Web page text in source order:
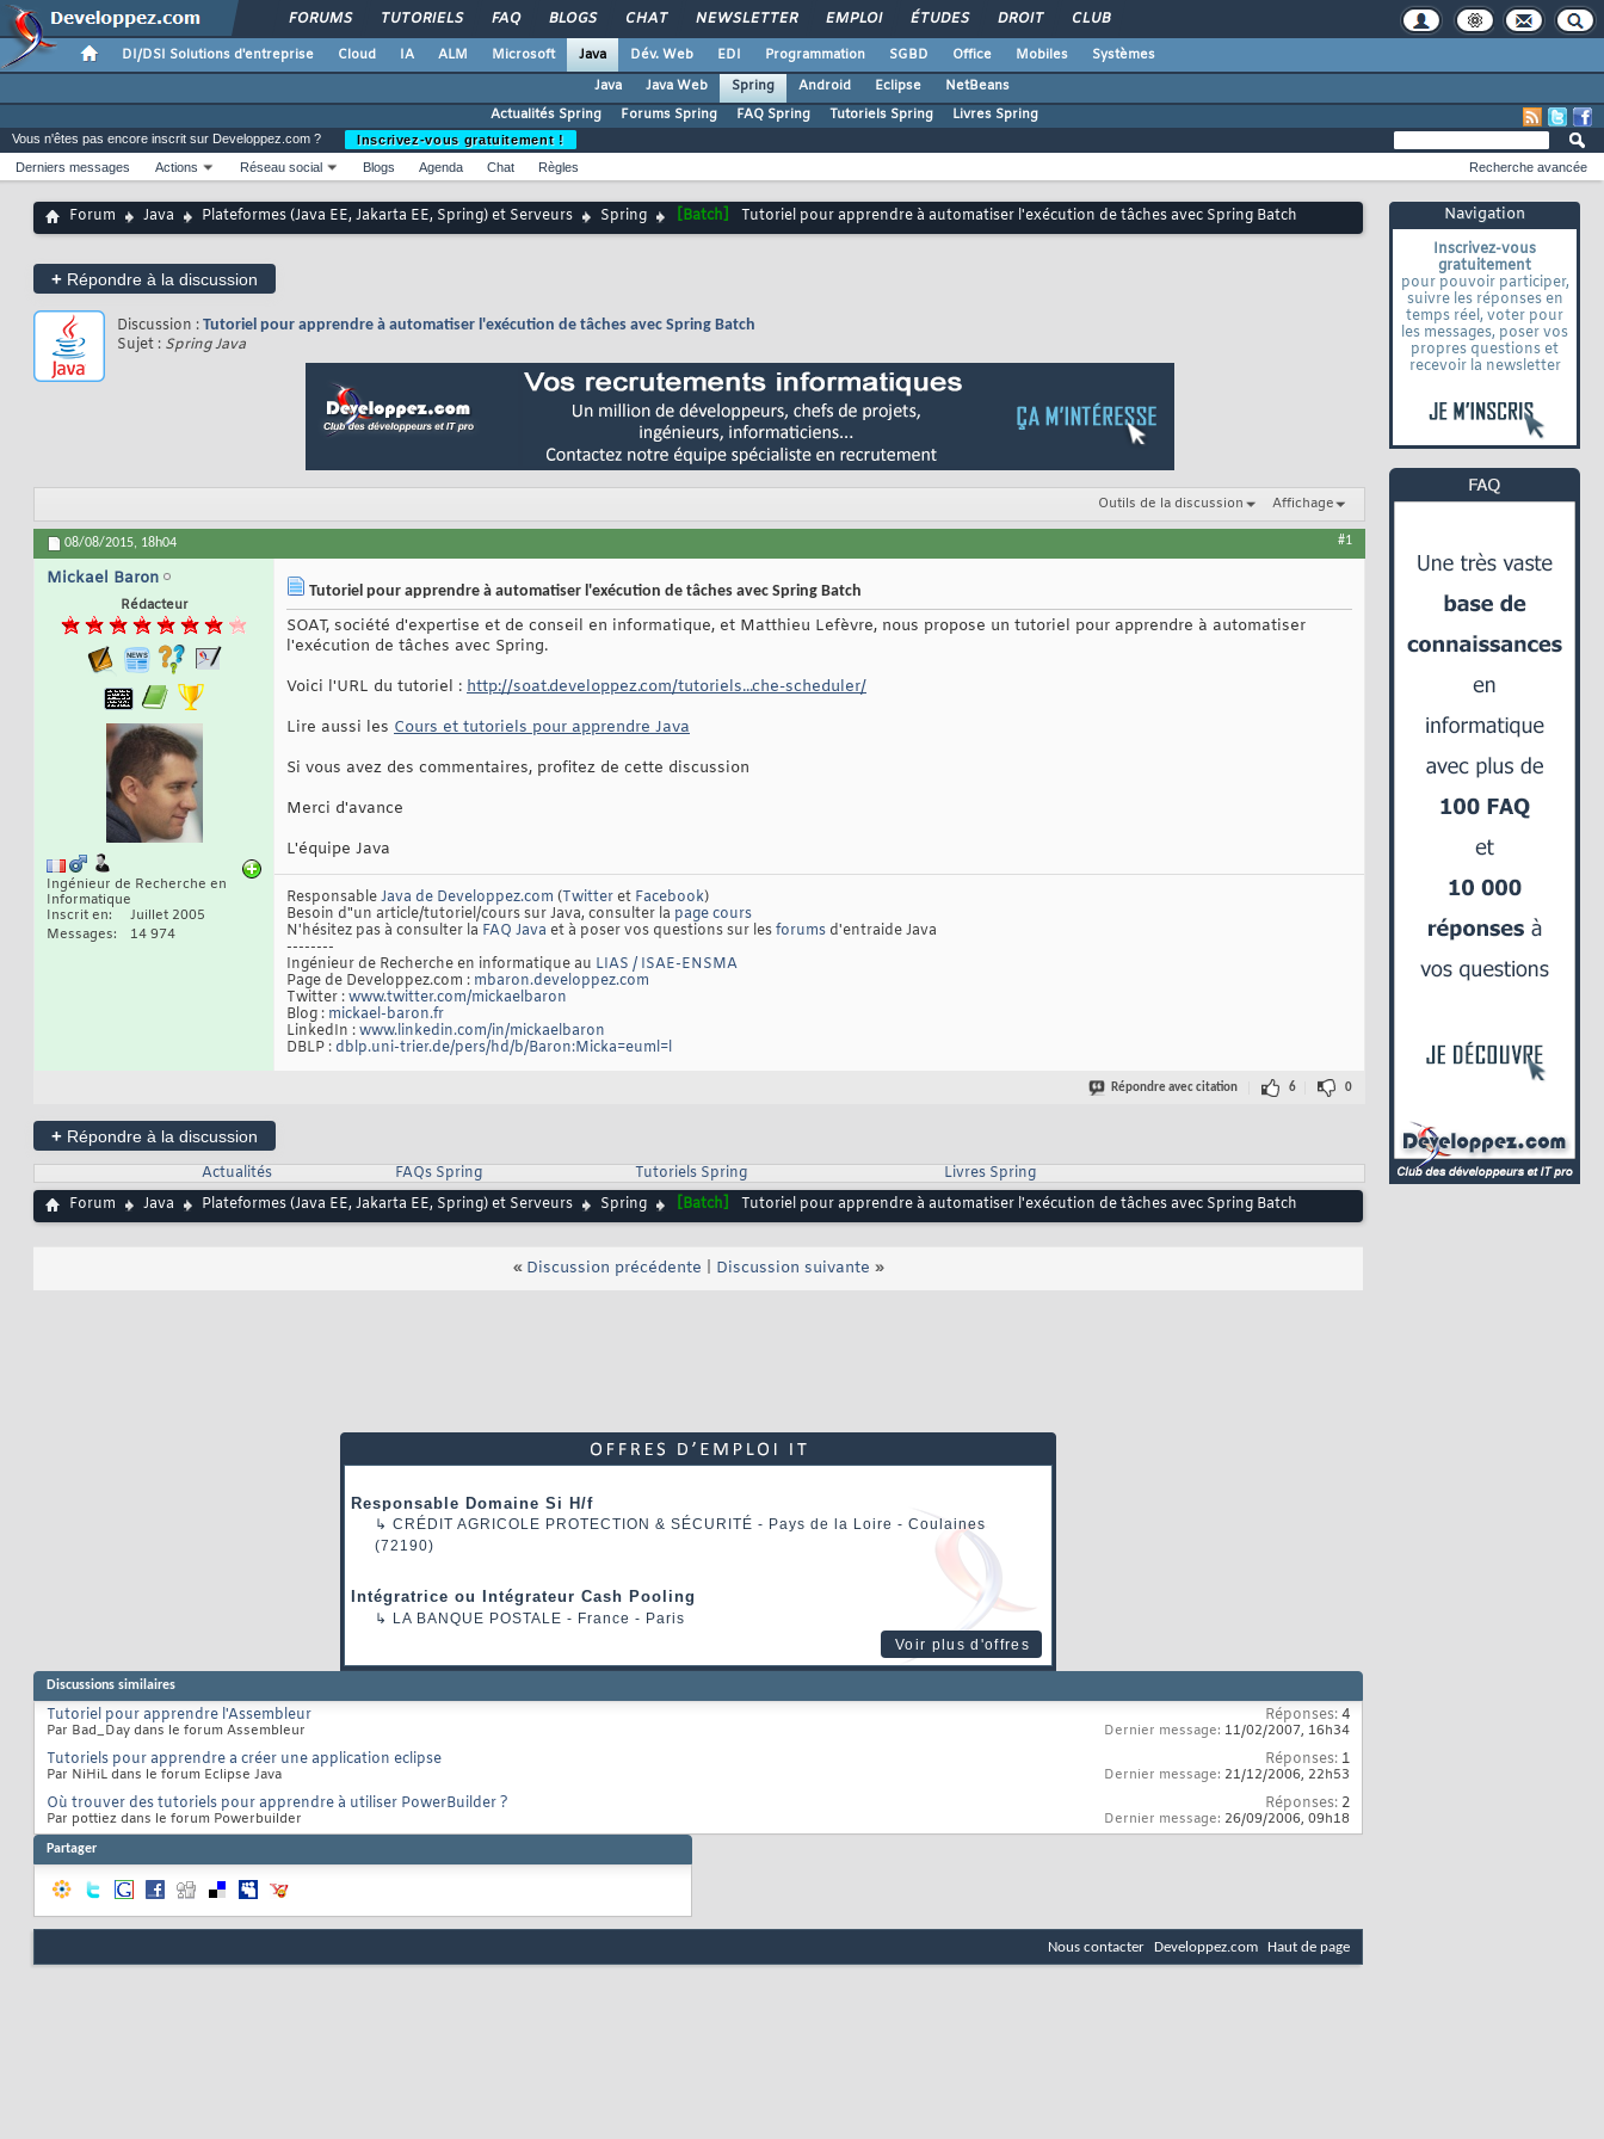
FORUMS TUTORIELS FAQ BLOGS CHAT NEWSLETTER EMPLOI ÉTUDES DROIT CLUB
DI/DSI Solutions d'entreprise Cloud IA ALM Microsoft Java Dév. Web EDI Programmation SGBD Office Mobiles
Systèmes
Java
Java Web Spring Android Eclipse
NetBeans
Actualités Spring
Forums Spring FAQ Spring Tutoriels Spring Livres Spring
Navigation
Inscrivez-vous
gratuitement
pour pouvoir participer,
suivre les réponses en
temps réel, voter pour
les messages, poser vos
propres questions et
recevoir la newsletter
Vous n'êtes pas encore inscrit sur Developpez.com ?
Inscrivez-vous gratuitement !
Derniers messages
Actions Réseau social Blogs Agenda Chat Règles Recherche avancée
Forum Java Plateformes (Java EE, Jakarta EE, Spring) et Serveurs Spring [Batch] Tutoriel pour apprendre à automatiser l'exécution de tâches avec Spring Batch
+ Répondre à la discussion
Discussion : Tutoriel pour apprendre à automatiser l'exécution de tâches avec Spring Batch
Sujet : Spring Java
Outils de la discussion Affichage
08/08/2015, 18h04 #1
Mickael Baron
Rédacteur
Ingénieur de Recherche en
Informatique
Inscrit en
Juillet 2005
Messages
14 974
Tutoriel pour apprendre à automatiser l'exécution de tâches avec Spring Batch
SOAT, société d'expertise et de conseil en informatique, et Matthieu Lefèvre, nous propose un tutoriel pour apprendre à automatiser
l'exécution de tâches avec Spring.
Voici l'URL du tutoriel : http://soat.developpez.com/tutoriels...che-scheduler/
Lire aussi les Cours et tutoriels pour apprendre Java
Si vous avez des commentaires, profitez de cette discussion
Merci d'avance
L'équipe Java
ResponsableJava de Developpez.com (Twitteret Facebook)
Besoin d"un article/tutoriel/cours sur Java, consulter la page cours
N'hésitez pas à consulter la FAQ Java et à poser vos questions sur lesforums d'entraide Java
--------
Ingénieur de Recherche en informatique au LIAS / ISAE-ENSMA
Page de Developpez.com : mbaron.developpez.com
Twitter :www.twitter.com/mickaelbaron
Blog : mickael-baron.fr
LinkedIn :www.linkedin.com/in/mickaelbaron
DBLP : dblp.uni-trier.de/pers/hd/b/Baron:Micka=euml=l
Répondre avec citation 6 0
+ Répondre à la discussion
Actualités
FAQs Spring Tutoriels Spring
Livres Spring
Forum
Java Plateformes (Java EE, Jakarta EE, Spring) et Serveurs Spring [Batch] Tutoriel pour apprendre à automatiser l'exécution de tâches avec Spring Batch
« Discussion précédente Discussion suivante »
Responsable Domaine Si H/f
↳ CRÉDIT AGRICOLE PROTECTION & SÉCURITÉ - Pays de la Loire - Coulaines
(72190)
Intégratrice ou Intégrateur Cash Pooling
↳ LA BANQUE POSTALE - France - Paris
Voir plus d'offres
Discussions similaires
Tutoriel pour apprendre l'Assembleur
Par Bad_Day dans le forum Assembleur
Réponses:4
Dernier message: 11/02/2007, 16h34
Tutoriels pour apprendre a créer une application eclipse
Par NiHiL dans le forum Eclipse Java
Réponses: 1
Dernier message: 21/12/2006, 22h53
Où trouver des tutoriels pour apprendre à utiliser PowerBuilder ?
Par pottiez dans le forum Powerbuilder
Réponses: 2
Dernier message: 26/09/2006, 09h18
Partager
Nous contacter Developpez.com Haut de page